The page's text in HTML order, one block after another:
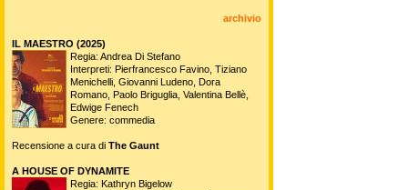
archivio
IL MAESTRO (2025)
Regia: Andrea Di Stefano
Interpreti: Pierfrancesco Favino, Tiziano
Menichelli, Giovanni Ludeno, Dora
Romano, Paolo Briguglia, Valentina Bellè,
Edwige Fenech
Genere: commedia
Recensione a cura di The Gaunt
A HOUSE OF DYNAMITE
Regia: Kathryn Bigelow